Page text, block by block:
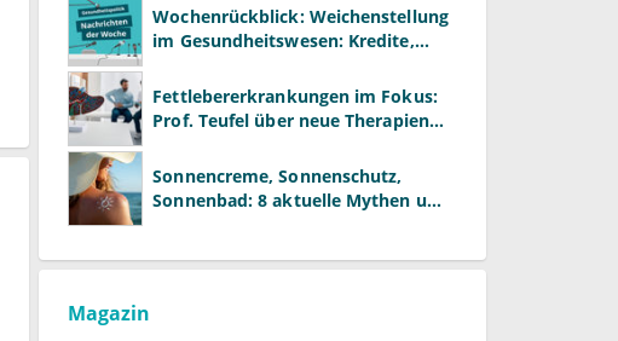
Wochenrückblick: Weichenstellung
im Gesundheitswesen: Kredite,
Fettlebererkrankungen im Fokus:
Prof. Teufel über neue Therapien
Sonnencreme, Sonnenschutz,
Sonnenbad: 8 aktuelle Mythen und
Magazin